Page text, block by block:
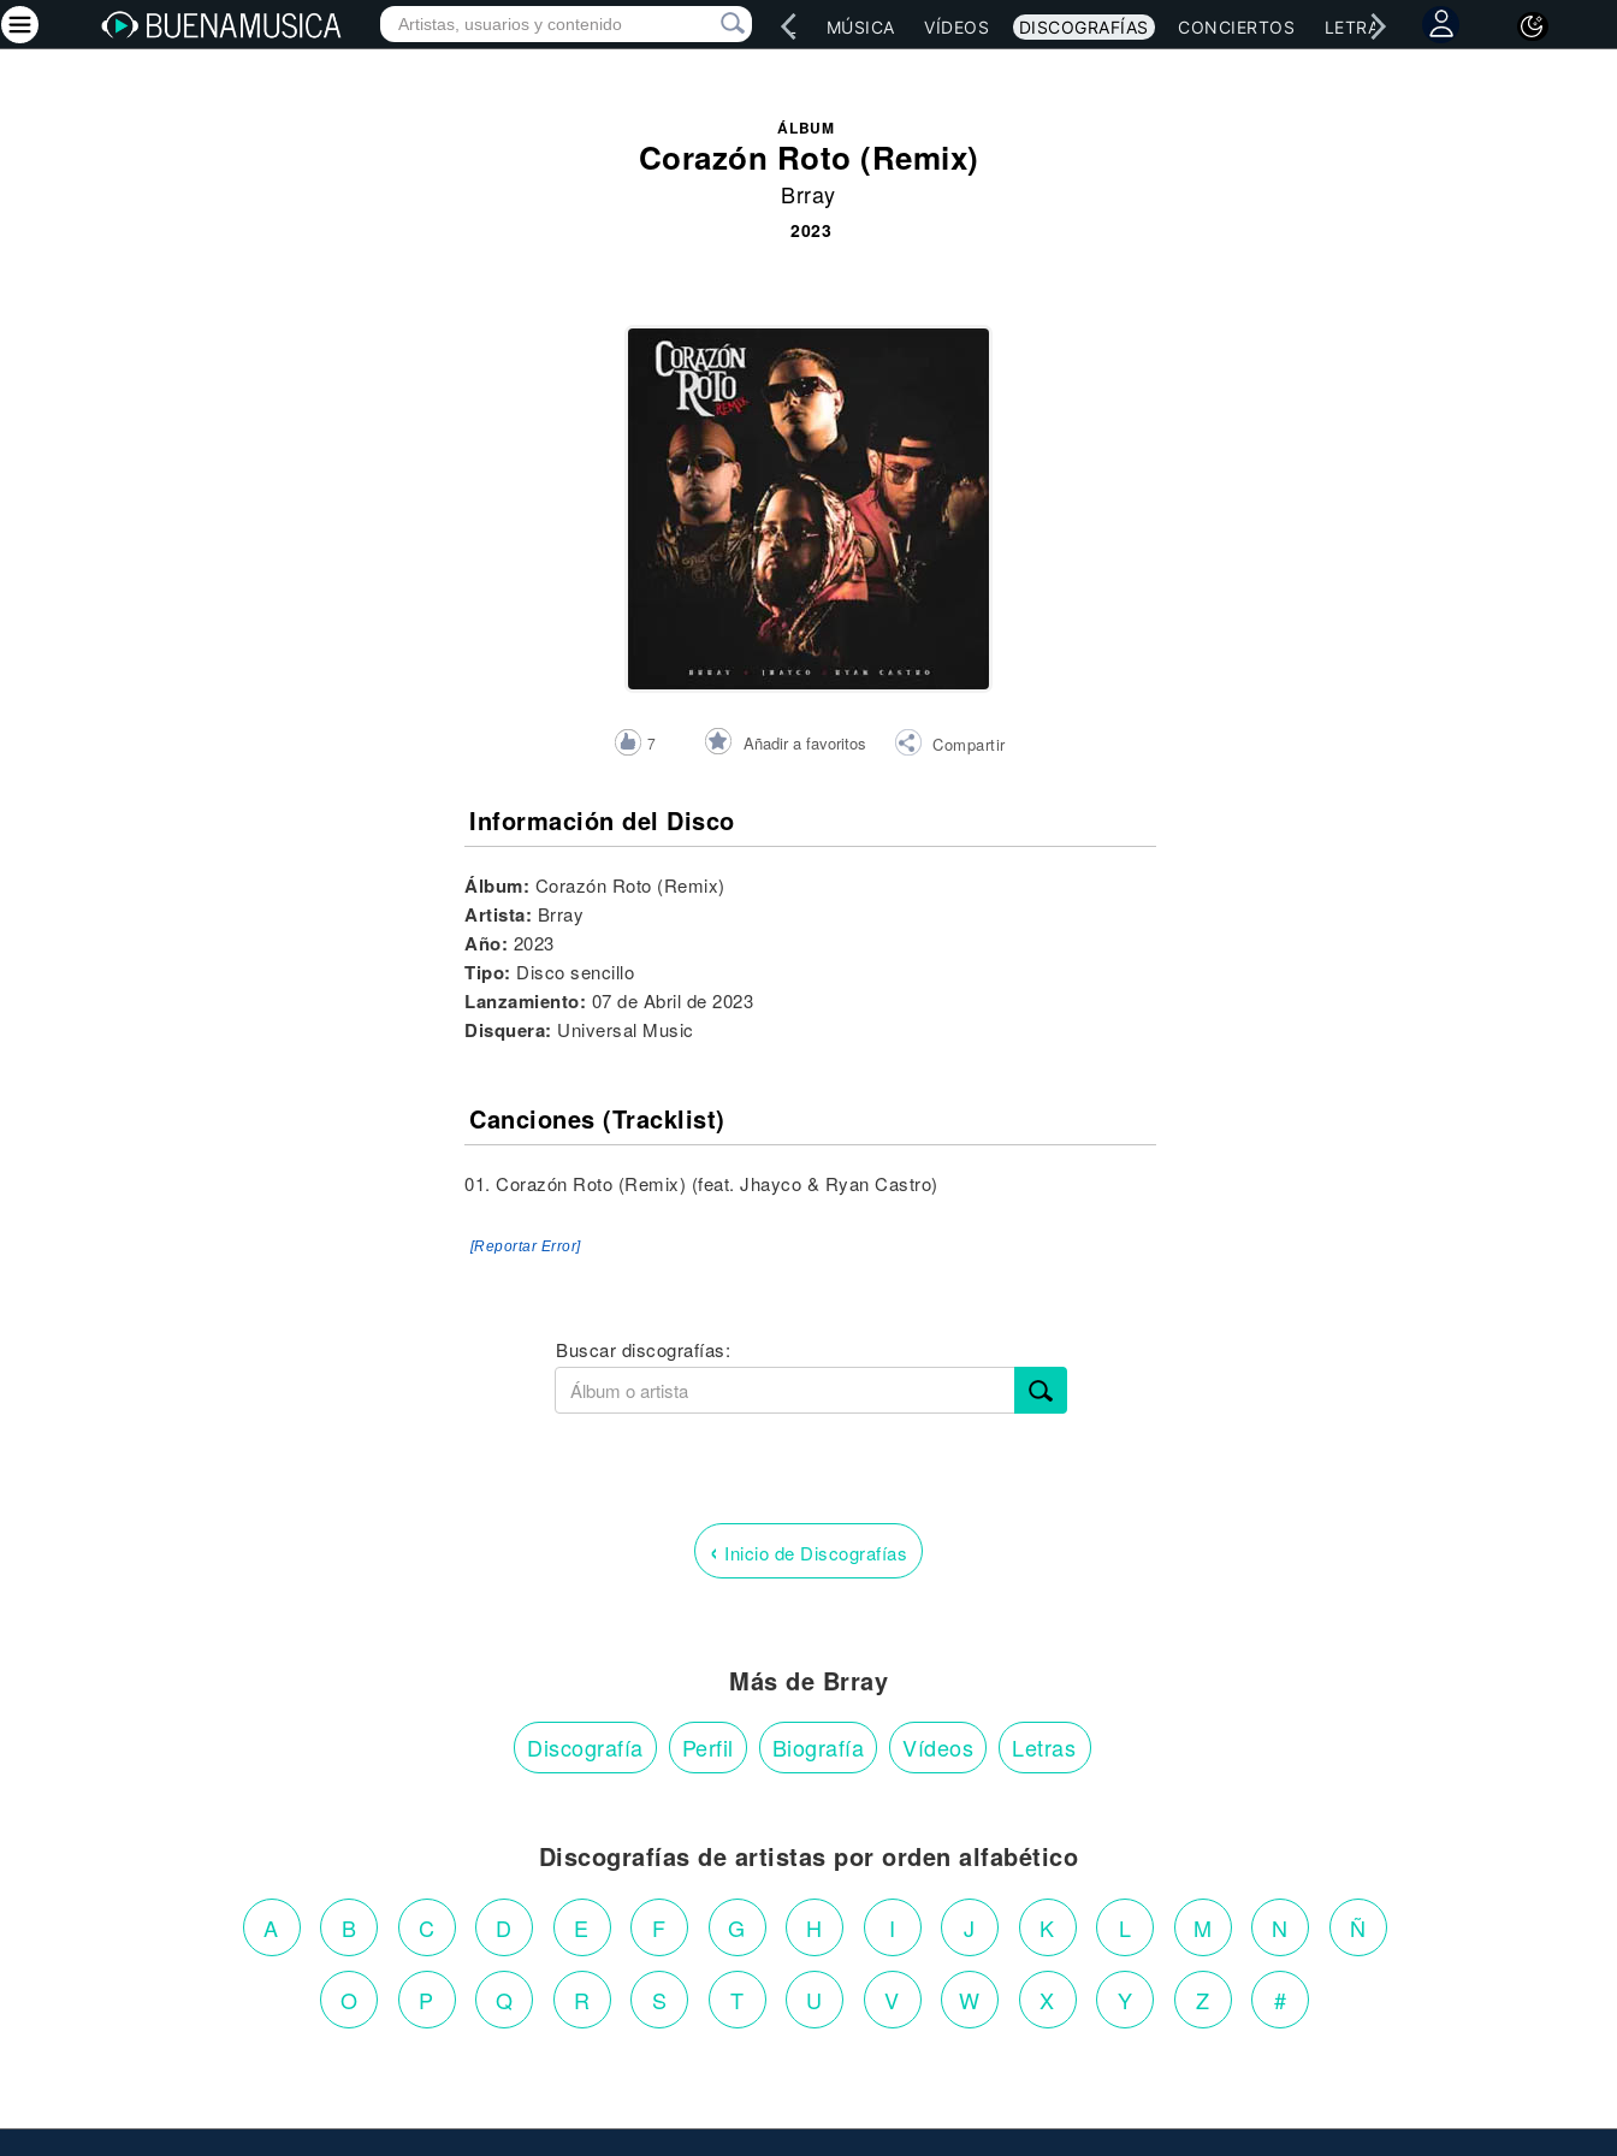
INICIO ARTISTAS RED SOCIAL MÚSICA VÍDEOS DISCOGRAFÍAS CONCIERTOS LETRAS NOTICIAS
ÁLBUM
Corazón Roto (Remix)
Brray
2023
7 Añadir a favoritos Compartir
Información del Disco
Álbum: Corazón Roto (Remix)
Artista: Brray
Año: 2023
Tipo: Disco sencillo
Lanzamiento: 07 de Abril de 2023
Disquera: Universal Music
Canciones (Tracklist)
01. Corazón Roto (Remix) (feat. Jhayco & Ryan Castro)
[Reportar Error]
Buscar discografías:
‹ Inicio de Discografías
Más de Brray
Discografía Perfil Biografía Vídeos Letras
Discografías de artistas por orden alfabético
A B C D E F G H I J K L M N Ñ
O P Q R S T U V W X Y Z #